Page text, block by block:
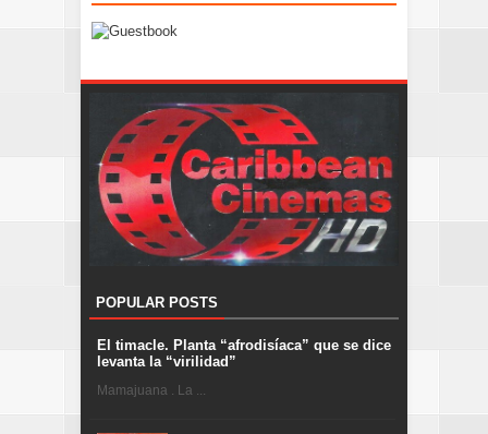
POPULAR POSTS
El timacle. Planta “afrodisíaca” que se dice
levanta la “virilidad”
Mamajuana . La ...